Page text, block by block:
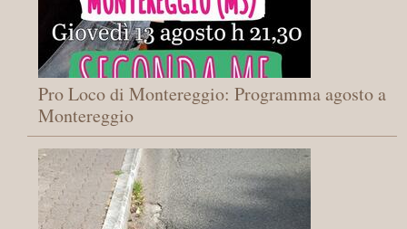
Pro Loco di Montereggio: Programma agosto a
Montereggio